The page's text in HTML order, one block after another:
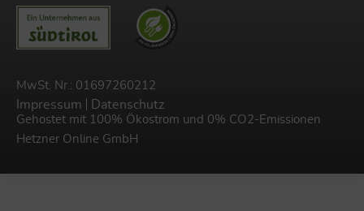
MwSt. Nr.: 01697260212
Impressum Datenschutz
Gehostet mit 100% Ökostrom und 0% CO2-Emissionen
Hetzner Online GmbH